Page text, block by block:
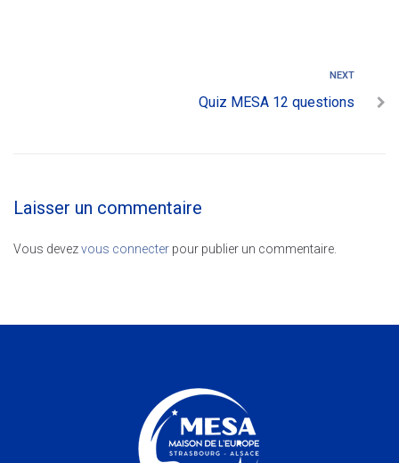
NEXT
Quiz MESA 12 questions
Laisser un commentaire
Vous devezvous connecter pour publier un commentaire.